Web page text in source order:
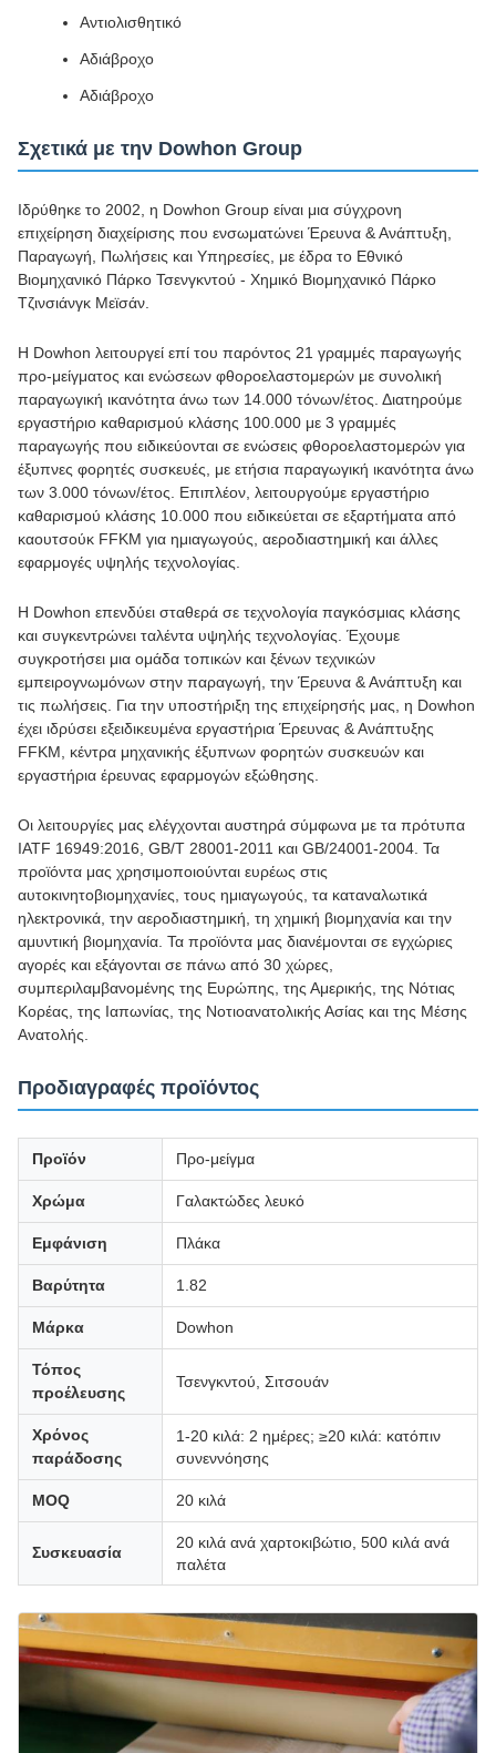
Αντιολισθητικό
Αδιάβροχο
Αδιάβροχο
Σχετικά με την Dowhon Group
Ιδρύθηκε το 2002, η Dowhon Group είναι μια σύγχρονη
επιχείρηση διαχείρισης που ενσωματώνει Έρευνα & Ανάπτυξη,
Παραγωγή, Πωλήσεις και Υπηρεσίες, με έδρα το Εθνικό
Βιομηχανικό Πάρκο Τσενγκντού - Χημικό Βιομηχανικό Πάρκο
Τζινσιάνγκ Μεϊσάν.
Η Dowhon λειτουργεί επί του παρόντος 21 γραμμές παραγωγής
προ-μείγματος και ενώσεων φθοροελαστομερών με συνολική
παραγωγική ικανότητα άνω των 14.000 τόνων/έτος. Διατηρούμε
εργαστήριο καθαρισμού κλάσης 100.000 με 3 γραμμές
παραγωγής που ειδικεύονται σε ενώσεις φθοροελαστομερών για
έξυπνες φορητές συσκευές, με ετήσια παραγωγική ικανότητα άνω
των 3.000 τόνων/έτος. Επιπλέον, λειτουργούμε εργαστήριο
καθαρισμού κλάσης 10.000 που ειδικεύεται σε εξαρτήματα από
καουτσούκ FFKM για ημιαγωγούς, αεροδιαστημική και άλλες
εφαρμογές υψηλής τεχνολογίας.
Η Dowhon επενδύει σταθερά σε τεχνολογία παγκόσμιας κλάσης
και συγκεντρώνει ταλέντα υψηλής τεχνολογίας. Έχουμε
συγκροτήσει μια ομάδα τοπικών και ξένων τεχνικών
εμπειρογνωμόνων στην παραγωγή, την Έρευνα & Ανάπτυξη και
τις πωλήσεις. Για την υποστήριξη της επιχείρησής μας, η Dowhon
έχει ιδρύσει εξειδικευμένα εργαστήρια Έρευνας & Ανάπτυξης
FFKM, κέντρα μηχανικής έξυπνων φορητών συσκευών και
εργαστήρια έρευνας εφαρμογών εξώθησης.
Οι λειτουργίες μας ελέγχονται αυστηρά σύμφωνα με τα πρότυπα
IATF 16949:2016, GB/T 28001-2011 και GB/24001-2004. Τα
προϊόντα μας χρησιμοποιούνται ευρέως στις
αυτοκινητοβιομηχανίες, τους ημιαγωγούς, τα καταναλωτικά
ηλεκτρονικά, την αεροδιαστημική, τη χημική βιομηχανία και την
αμυντική βιομηχανία. Τα προϊόντα μας διανέμονται σε εγχώριες
αγορές και εξάγονται σε πάνω από 30 χώρες,
συμπεριλαμβανομένης της Ευρώπης, της Αμερικής, της Νότιας
Κορέας, της Ιαπωνίας, της Νοτιοανατολικής Ασίας και της Μέσης
Ανατολής.
Προδιαγραφές προϊόντος
Προϊόν Προ-μείγμα
Χρώμα Γαλακτώδες λευκό
Εμφάνιση Πλάκα
Βαρύτητα 1.82
Μάρκα Dowhon
Τόπος
προέλευσης
Τσενγκντού, Σιτσουάν
Χρόνος
παράδοσης
1-20 κιλά: 2 ημέρες; ≥20 κιλά: κατόπιν
συνεννόησης
MOQ 20 κιλά
Συσκευασία
20 κιλά ανά χαρτοκιβώτιο, 500 κιλά ανά
παλέτα